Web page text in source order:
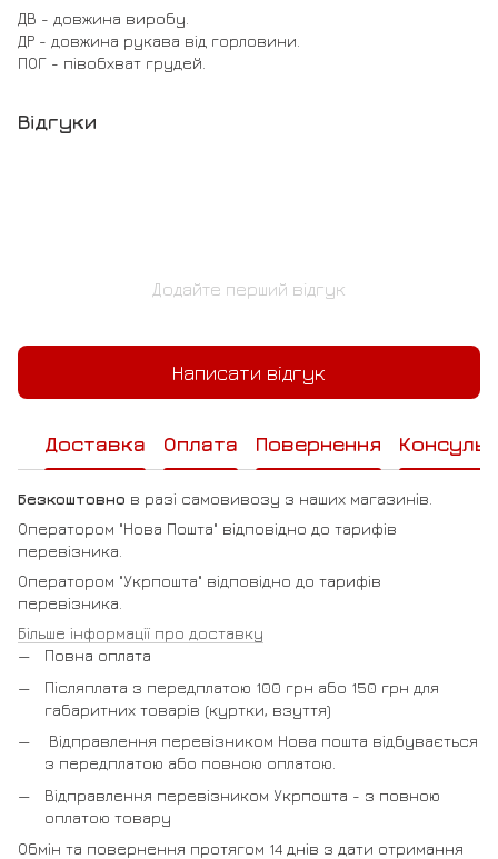
ДВ - довжина виробу.
ДР - довжина рукава від горловини.
ПОГ - півобхват грудей.
Відгуки
Додайте перший відгук
Написати відгук
Доставка Оплата Повернення
Безкоштовно в разі самовивозу з наших магазинів.
Оператором "Нова Пошта" відповідно до тарифів
перевізника.
Оператором "Укрпошта" відповідно до тарифів
перевізника.
Більше інформації про доставку
Повна оплата
Післяплата з передплатою 100 грн або 150 грн для
габаритних товарів (куртки, взуття)
Відправлення перевізником Нова пошта відбувається
з передплатою або повною оплатою.
Відправлення перевізником Укрпошта - з повною
оплатою товару
Обмін та повернення протягом 14 днів з дати отримання